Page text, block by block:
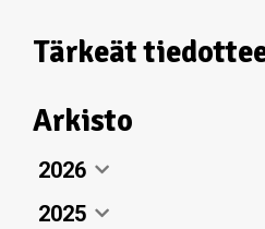
Tärkeät
Arkisto
2026
Elokuu
2025